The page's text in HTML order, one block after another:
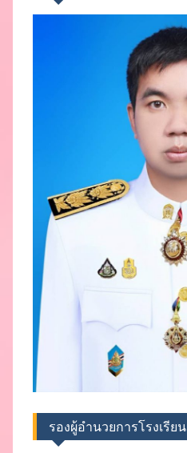
รองผู้อำนวยการโรงเรียน